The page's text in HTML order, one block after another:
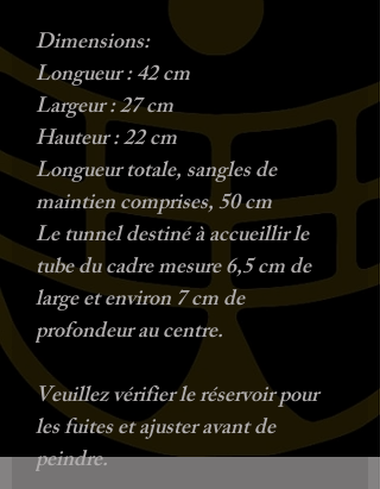
Dimensions:
Longueur : 42 cm
Largeur : 27 cm
Hauteur : 22 cm
Longueur totale, sangles de
maintien comprises, 50 cm
Le tunnel destiné à accueillir le
tube du cadre mesure 6,5 cm de
large et environ 7 cm de
profondeur au centre.
Veuillez vérifier le réservoir pour
les fuites et ajuster avant de
peindre.